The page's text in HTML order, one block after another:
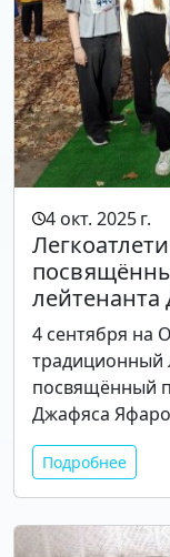
4 окт. 2025 г.
4 сентября на
традиционный
посвящённый
Джафяса
Подробнее